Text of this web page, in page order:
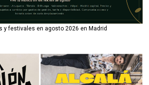
y festivales en agosto 2026 en Madrid